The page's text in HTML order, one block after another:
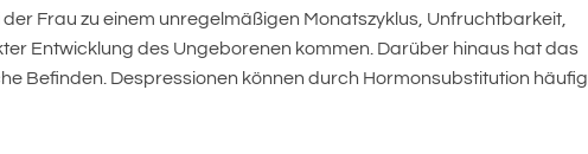
Frau zu einem unregelmäßigen Monatszyklus, Unfruchtbarkeit,
Entwicklung des Ungeborenen kommen. Darüber hinaus hat das
Befinden. Despressionen können durch Hormonsubstitution häufig